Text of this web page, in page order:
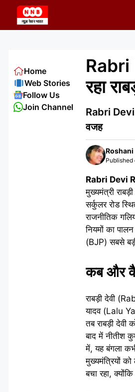
content
Rabri
रहा
Rabri Devi
वजह
Roshani
Published
Rabri Devi
मुख्यमंत्री
सर्कुलर रोड
राजनीतिक
नियमों का
(BJP) सबसे
कब और
राबड़ी देवी
यादव (Lalu
तब राबड़ी देवी
बाद में नीतीश
में, यह बंगला
मुख्यमंत्रियों
बचा रहा,
Home
Web Stories
Follow Us
Join Channel